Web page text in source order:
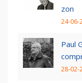
zon
24-06-
Paul
28-02-